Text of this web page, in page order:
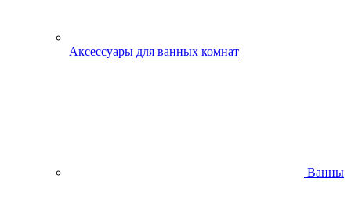
Аксессуары для ванных комнат
Ванны